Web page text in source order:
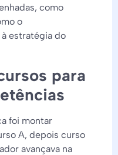
como
o
estratégia do
para
foi montar
A, depois curso
avançava na